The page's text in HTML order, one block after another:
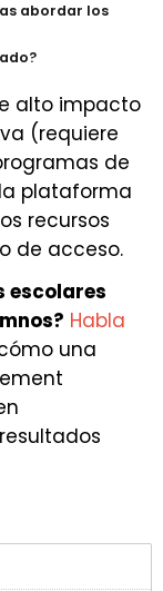
abordar los
alto impacto
(requiere
de
plataforma
recursos
de acceso.
escolares
Habla
una